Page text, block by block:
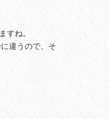
すね。
違うので、そ